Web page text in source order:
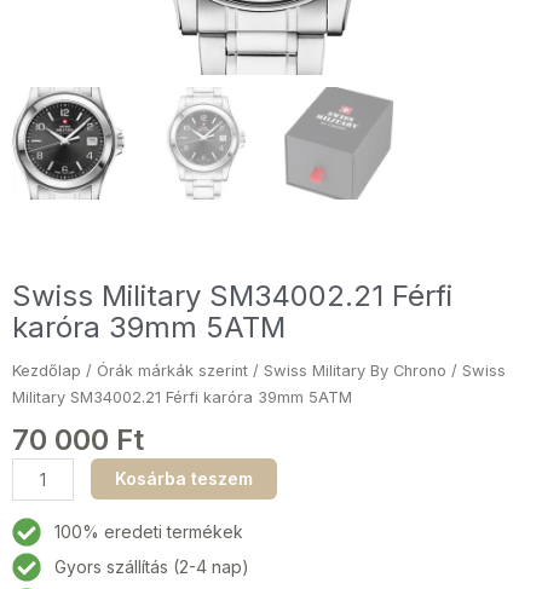
Swiss Military SM34002.21 Férfi
karóra 39mm 5ATM
Kezdőlap / Órák márkák szerint / Swiss Military By Chrono / Swiss
Military SM34002.21 Férfi karóra 39mm 5ATM
70 000 Ft
Swiss
Military
SM34002.21
Férfi
karóra
Kosárba teszem
100% eredeti termékek
Gyors szállítás (2-4 nap)